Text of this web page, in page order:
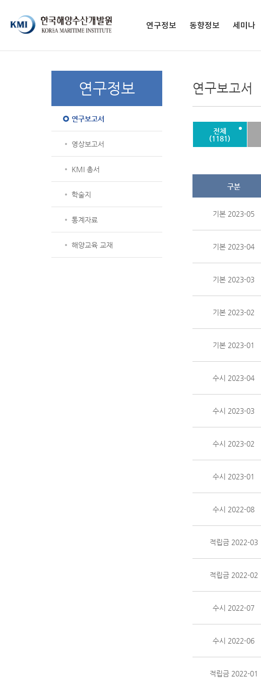
페이스북 페이지
페이스북 프로필
네이버블로그 인스타그램
전자도서관
연구정보
학술지
동향정보
종간 간행물
세미나
망대회
럼
연구정보
연구보고서
영상보고서
KMI 총서
학술지
통계자료
해양교육 교재
연구보고서
전체
(1181)
구분
기본 2023-05
기본 2023-04
기본 2023-03
기본 2023-02
기본 2023-01
수시 2023-04
수시 2023-03
수시 2023-02
수시 2023-01
수시 2022-08
적립금 2022-03
적립금 2022-02
수시 2022-07
수시 2022-06
적립금 2022-01